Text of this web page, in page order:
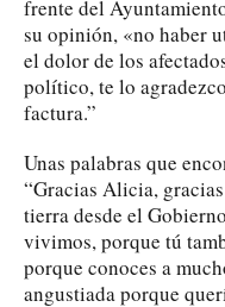
frente del
su opinión, «no haber
el dolor de los
político, te lo
factura.”
Unas palabras que
“Gracias Alicia,
tierra desde el
vivimos, porque tú
porque conoces a
angustiada porque